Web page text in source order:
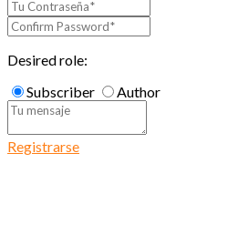
Desired role:
Subscriber
Author
Registrarse